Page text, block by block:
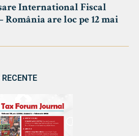
International Fiscal
România are loc pe 12 mai